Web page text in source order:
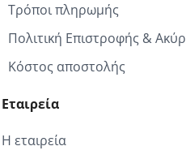
Τρόποι πληρωμής
Πολιτική Επιστροφής &
Κόστος αποστολής
Εταιρεία
Η εταιρεία